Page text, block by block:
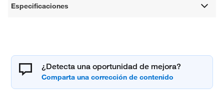
Especificaciones
¿Detecta una oportunidad de mejora?